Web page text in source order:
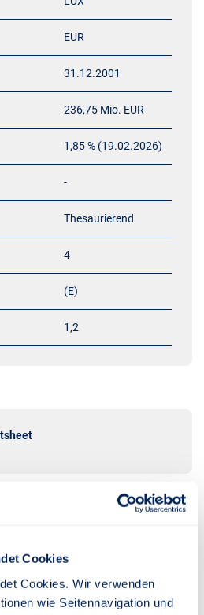
Cookies
Cookies. Wir verwenden
wie Seitennavigation und
EUR
31.12.2001
236,75 Mio. EUR
1,85 % (19.02.2026)
-
Thesaurierend
4
(E)
1,2